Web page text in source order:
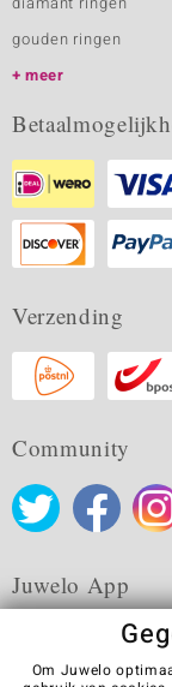
gouden ringen
meer
Verzending
Community
Juwelo App
Om Juwelo